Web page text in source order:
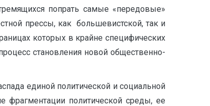
попрать самые «передовые»
прессы, как большевистской, так и
которых в крайне специфических
становления новой общественно-
единой политической и социальной
фрагментации политической среды, ее